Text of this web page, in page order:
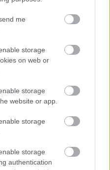
me
storage
on web or
storage
website or app.
storage
storage
authentication
bejelentette az új
szerint újra egy
most éppen
persze újra szokás
kapunk, hanem
Smith!
miniszterelnök jó tíz
a harmadik
kettő Szent István és